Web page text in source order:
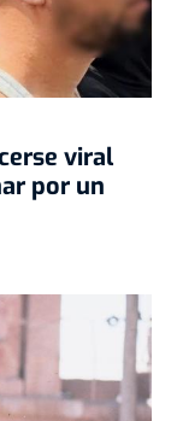
viral
por un